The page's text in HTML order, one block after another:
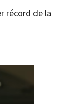
récord de la